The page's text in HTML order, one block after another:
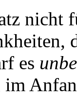
nicht
es
im